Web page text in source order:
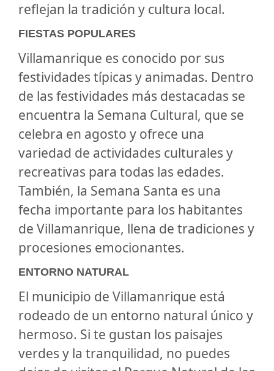
reflejan la tradición y cultura local.
FIESTAS POPULARES
Villamanrique es conocido por sus
festividades típicas y animadas. Dentro
de las festividades más destacadas se
encuentra la Semana Cultural, que se
celebra en agosto y ofrece una
variedad de actividades culturales y
recreativas para todas las edades.
También, la Semana Santa es una
fecha importante para los habitantes
de Villamanrique, llena de tradiciones y
procesiones emocionantes.
ENTORNO NATURAL
El municipio de Villamanrique está
rodeado de un entorno natural único y
hermoso. Si te gustan los paisajes
verdes y la tranquilidad, no puedes